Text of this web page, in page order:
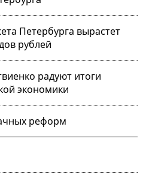
Петербурга вырастет
рублей
радуют итоги
экономики
реформ